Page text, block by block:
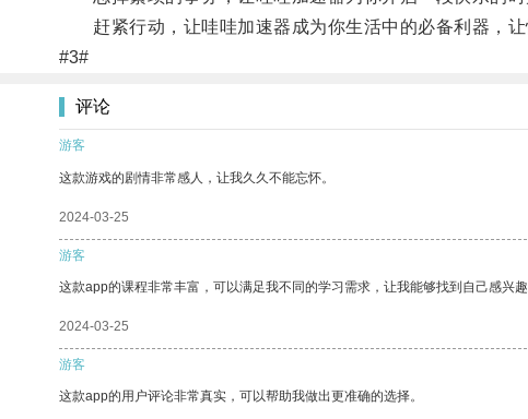
赶紧行动，让哇哇加速器成为你生活中的必备利器，让
#3#
评论
游客
这款游戏的剧情非常感人，让我久久不能忘怀。
2024-03-25
游客
这款app的课程非常丰富，可以满足我不同的学习需求，让我能够找到自己感兴趣
2024-03-25
游客
这款app的用户评论非常真实，可以帮助我做出更准确的选择。